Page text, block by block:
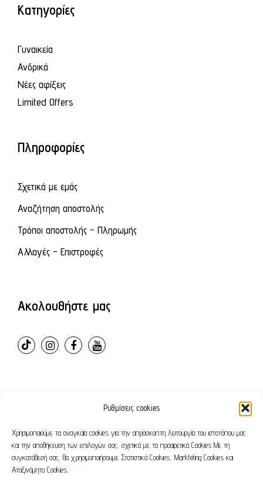
Ρυθμίσεις cookies
Χρησιμοποιούμε τα αναγκαία cookies για την απρόσκοπτη λειτουργία του ιστοτόπου μας
και την αποθήκευση των επιλογών σας, σχετικά με τα προαιρετικά Cookies Με τη
συγκατάθεσή σας, θα χρησιμοποιήσουμε Στατιστικά Cookies, Markteting Cookies και
Αταξινόμητα Cookies.
Κατηγορίες
Γυναικεία
Ανδρικά
Νέες αφίξεις
Limited Offers
Πληροφορίες
Σχετικά με εμάς
Αναζήτηση αποστολής
Τρόποι αποστολής - Πληρωμής
Αλλαγές - Επιστροφές
Ακολουθήστε μας
© 2024 – ovvioanatomic. All Rights Reserved. E-shop
developed by Webleaders.gr